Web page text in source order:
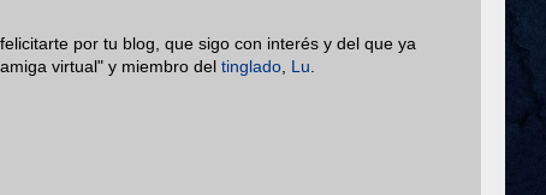
por tu blog, que sigo con interés y del que ya
virtual" y miembro del tinglado Lu